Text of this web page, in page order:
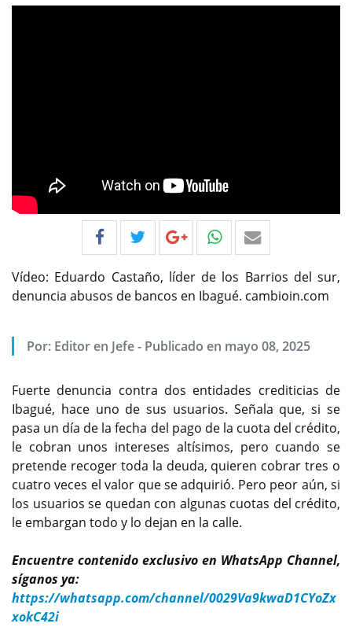
Vídeo: Eduardo Castaño, líder de los Barrios del sur,
denuncia abusos de bancos en Ibagué. cambioin.com
Por: Editor en Jefe- Publicado en mayo 08, 2025
Fuerte denuncia contra dos entidades crediticias de
Ibagué, hace uno de sus usuarios. Señala que, si se
pasa un día de la fecha del pago de la cuota del crédito,
le cobran unos intereses altísimos, pero cuando se
pretende recoger toda la deuda, quieren cobrar tres o
cuatro veces el valor que se adquirió. Pero peor aún, si
los usuarios se quedan con algunas cuotas del crédito,
le embargan todo y lo dejan en la calle.
Encuentre contenido exclusivo en WhatsApp Channel,
síganos ya:
https://whatsapp.com/channel/0029Va9kwaD1CYoZx
xokC42i